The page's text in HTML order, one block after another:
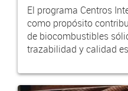
El programa Centros
como propósito
de biocombustibles
trazabilidad y calidad